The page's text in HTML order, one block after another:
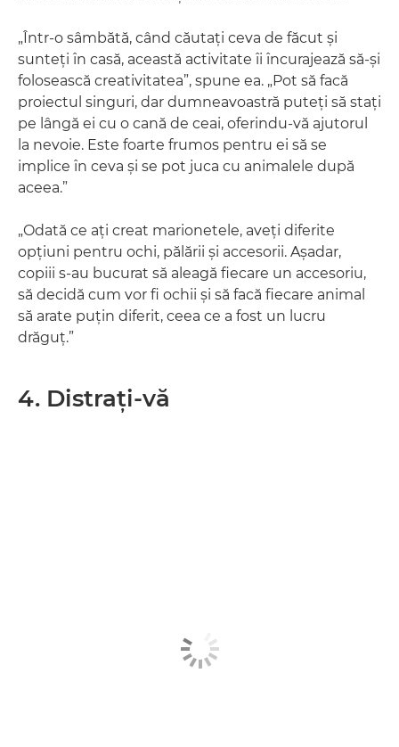
„Într-o sâmbătă, când căutaţi ceva de făcut şi
sunteţi în casă, această activitate îi încurajează să-şi
folosească creativitatea”, spune ea. „Pot să facă
proiectul singuri, dar dumneavoastră puteţi să staţi
pe lângă ei cu o cană de ceai, oferindu-vă ajutorul
la nevoie. Este foarte frumos pentru ei să se
implice în ceva şi se pot juca cu animalele după
aceea.”
„Odată ce aţi creat marionetele, aveţi diferite
opţiuni pentru ochi, pălării şi accesorii. Aşadar,
copiii s-au bucurat să aleagă fiecare un accesoriu,
să decidă cum vor fi ochii şi să facă fiecare animal
să arate puţin diferit, ceea ce a fost un lucru
drăguţ.”
4. Distraţi-vă